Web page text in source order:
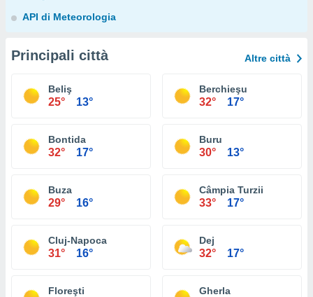
API di Meteorologia
Principali città Altre città
Beliş
25° 13°
Berchieşu
32° 17°
Bontida
32° 17°
Buru
30° 13°
Buza
29° 16°
Câmpia Turzii
33° 17°
Cluj-Napoca
31° 16°
Dej
32° 17°
Floreşti Gherla